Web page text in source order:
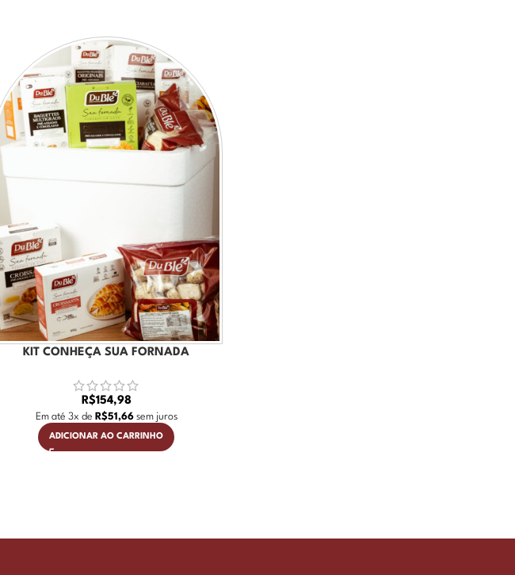
KIT CONHEÇA SUA FORNADA
R$154,98
Em até 3x de R$51,66sem juros
ADICIONAR AO CARRINHO